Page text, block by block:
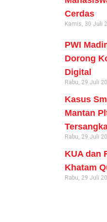
Cerdas
Kamis, 30 Juli
PWI
Dorong
Digital
Rabu, 29 Juli
Kasus
Mantan
Rabu, 29 Juli
KUA dan
Khatam
Rabu, 29 Juli